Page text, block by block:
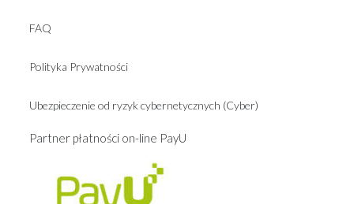
FAQ
Polityka Prywatności
Ubezpieczenie od ryzyk cybernetycznych (Cyber)
Partner płatności on-line PayU